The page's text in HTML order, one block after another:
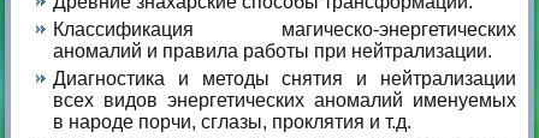
Классификация магическо-энергетических
аномалий и правила работы при нейтрализации.
Диагностика и методы снятия и нейтрализации
всех видов энергетических аномалий именуемых
в народе порчи, сглазы, проклятия и т.д.